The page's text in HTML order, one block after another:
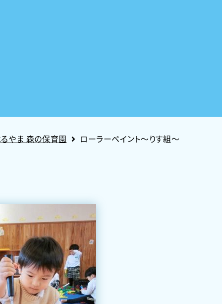
やま 森の保育園 ローラーペイント～りす組～